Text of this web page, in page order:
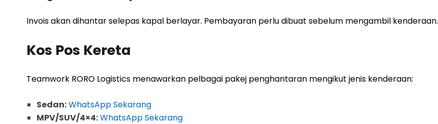
Invois akan dihantar selepas kapal berlayar. Pembayaran perlu dibuat sebelum mengambil kenderaan.
Kos Pos Kereta
Teamwork RORO Logistics menawarkan pelbagai pakej penghantaran mengikut jenis kenderaan:
Sedan:WhatsApp Sekarang
MPV/SUV/4×4:WhatsApp Sekarang